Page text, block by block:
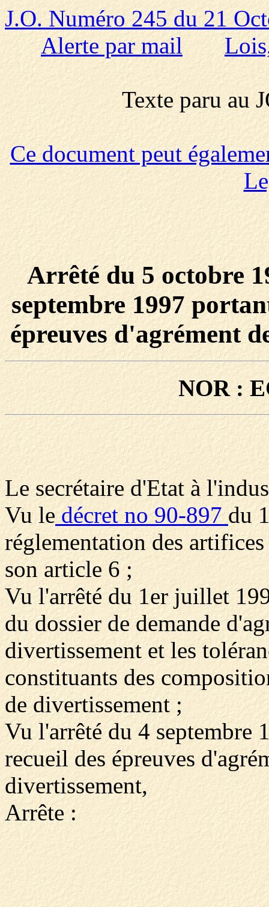
J.O. Numéro 245 du 21
Alerte par mail
Texte paru au
Ce document peut
Arrêté du 5 octobre
septembre 1997
épreuves d'agrément
NOR :
Le secrétaire d'Etat à
Vu ledécret no 90-897du
réglementation des
son article 6 ;
Vu l'arrêté du 1er juillet
du dossier de demande
divertissement et les
constituants des
de divertissement ;
Vu l'arrêté du 4 septembre
recueil des épreuves
divertissement,
Arrête :